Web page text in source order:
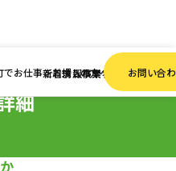
お仕事をお探しの方へ
新着情報求人検索事業者一覧お問い合
売（対面販売、接客）、 店舗内外の清掃
細